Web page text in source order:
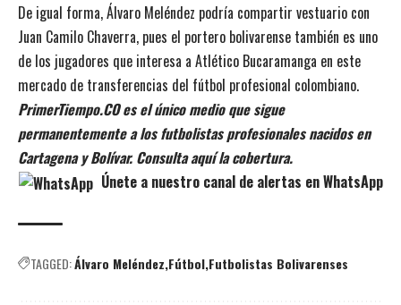
De igual forma, Álvaro Meléndez podría compartir vestuario con
Juan Camilo Chaverra, pues el portero bolivarense también es uno
de los jugadores que interesa a Atlético Bucaramanga en este
mercado de transferencias del fútbol profesional colombiano.
PrimerTiempo.CO es el único medio que sigue
permanentemente a los futbolistas profesionales nacidos en
Cartagena y Bolívar. Consulta aquí la cobertura.
Únete a nuestro canal de alertas en WhatsApp
TAGGED:Álvaro Meléndez Fútbol Futbolistas Bolivarenses